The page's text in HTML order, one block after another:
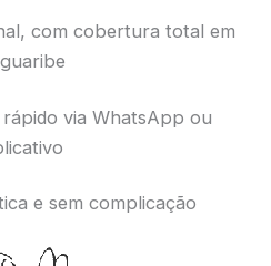
com cobertura total em
via WhatsApp ou
e sem complicação